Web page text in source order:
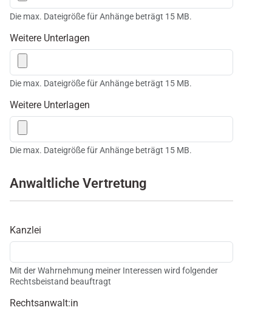
Die max. Dateigröße für Anhänge beträgt 15 MB.
Weitere Unterlagen
Die max. Dateigröße für Anhänge beträgt 15 MB.
Weitere Unterlagen
Die max. Dateigröße für Anhänge beträgt 15 MB.
Anwaltliche Vertretung
Kanzlei
Mit der Wahrnehmung meiner Interessen wird folgender
Rechtsbeistand beauftragt
Rechtsanwalt:in